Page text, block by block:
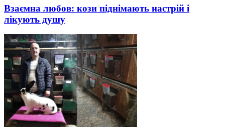
Взаємна любов: кози піднімають настрій і
лікують душу